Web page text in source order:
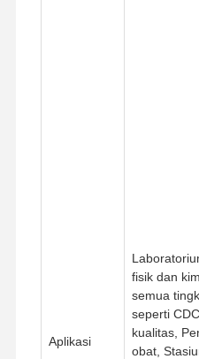
Aplikasi
fisik dan
semua
seperti
kualitas,
obat,